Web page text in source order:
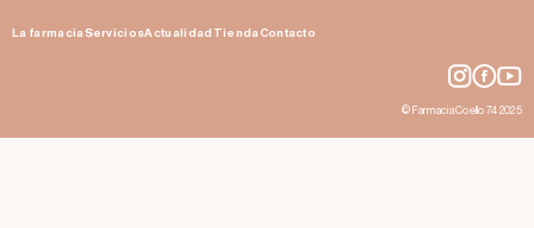
La farmacia ServiciosActualidad Tienda Contacto
© Farmacia Coello 74 2025